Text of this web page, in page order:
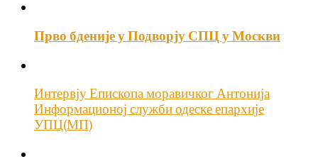
Прво бденије у Подворју СПЦ у Москви
Интервју Епископа моравичког Антонија
Информационој служби одеске епархије
УПЦ(МП)